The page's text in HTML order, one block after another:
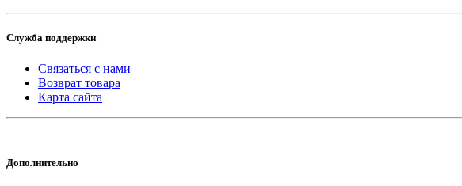
Служба поддержки
Связаться с нами
Возврат товара
Карта сайта
Дополнительно